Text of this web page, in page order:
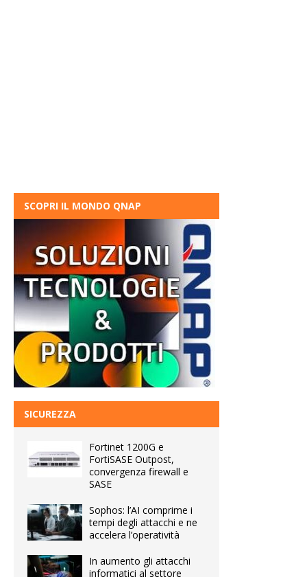
SCOPRI IL MONDO QNAP
SICUREZZA
Fortinet 1200G e
FortiSASE Outpost,
convergenza firewall e
SASE
Sophos: l’AI comprime i
tempi degli attacchi e ne
accelera l’operatività
In aumento gli attacchi
informatici al settore